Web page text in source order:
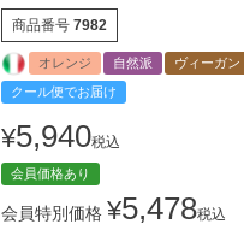
商品番号 7982
オレンジ 自然派
ヴィーガン
クール便でお届け
¥5,940税込
会員価格あり
会員特別価格 ¥5,478税込